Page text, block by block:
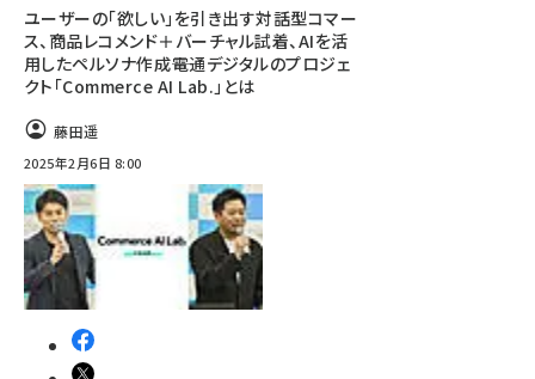
ユーザーの「欲しい」を引き出す対話型コマー
ス、商品レコメンド＋バーチャル試着、AIを活
用したペルソナ作成――電通デジタルのプロジェ
クト「Commerce AI Lab.」とは
藤田遥
2025年2月6日 8:00